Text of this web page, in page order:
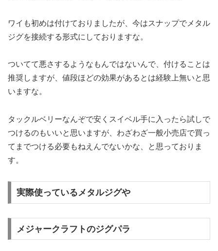
ワイも初めは付けておりましたが、今はスナップでメタル
ジグを接続する形式にしておりますな。
ついてて悪さするようなもんではないんで、付けることは
推奨しますが、値段ほどの効果があるとは経験上無いと思
いますな。
タックルベリーなんぞで安くスイベル手に入ったら試しで
つけるのもいいと思いますが、わざわざ一般小売店で買っ
てまでつける必要もねえんでないかな、と思っておりま
す。
実際使っているメタルジグや
メジャークラフトのジグパラ